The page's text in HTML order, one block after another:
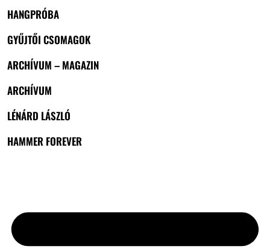
HANGPRÓBA
GYŰJTŐI CSOMAGOK
ARCHÍVUM – MAGAZIN
ARCHÍVUM
LÉNÁRD LÁSZLÓ
HAMMER FOREVER